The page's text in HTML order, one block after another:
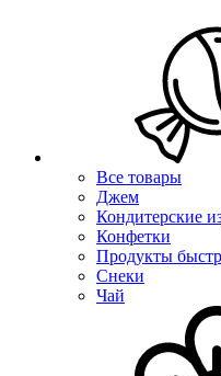
Все товары
Джем
Кондитерские
Конфетки
Продукты
Снеки
Чай